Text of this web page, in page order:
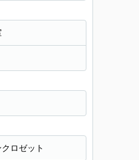
ロゼット